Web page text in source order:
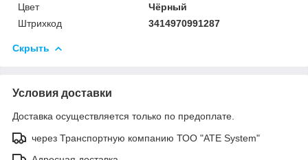
Цвет
Чёрный
Штрихкод
3414970991287
Скрыть
Условия доставки
Доставка осуществляется только по предоплате.
через Транспортную компанию ТОО "ATE System"